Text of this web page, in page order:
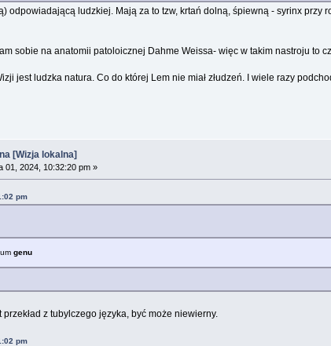
odpowiadającą ludzkiej. Mają za to tzw, krtań dolną, śpiewną - syrinx
sobie na anatomii patoloicznej Dahme Weissa- więc w takim nastroju to
jest ludzka natura. Co do której Lem nie miał złudzeń. I wiele razy
[Wizja lokalna]
01, 2024, 10:32:20 pm »
pm
genu
z tubylczego języka, być może niewierny.
pm